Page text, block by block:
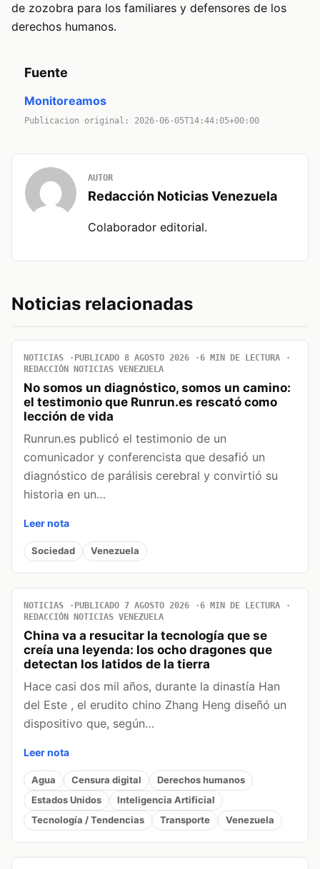
de zozobra para los familiares y defensores de los
derechos humanos.
Fuente
Monitoreamos
Publicacion original: 2026-06-05T14:44:05+00:00
AUTOR
Redacción Noticias Venezuela
Colaborador editorial.
Noticias relacionadas
NOTICIAS PUBLICADO 8 AGOSTO 2026
6 MIN DE LECTURA
REDACCIÓN NOTICIAS VENEZUELA
No somos un diagnóstico, somos un camino:
el testimonio que Runrun.es rescató como
lección de vida
Runrun.es publicó el testimonio de un
comunicador y conferencista que desafió un
diagnóstico de parálisis cerebral y convirtió su
historia en un…
Leer nota
Sociedad Venezuela
NOTICIAS PUBLICADO 7 AGOSTO 2026
6 MIN DE LECTURA
REDACCIÓN NOTICIAS VENEZUELA
China va a resucitar la tecnología que se
creía una leyenda: los ocho dragones que
detectan los latidos de la tierra
Hace casi dos mil años, durante la dinastía Han
del Este , el erudito chino Zhang Heng diseñó un
dispositivo que, según…
Leer nota
Agua Censura digital
Derechos humanos
Estados Unidos
Inteligencia Artificial
Tecnología / Tendencias
Transporte Venezuela